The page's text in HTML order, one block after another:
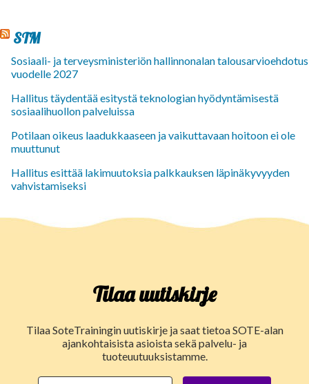
STM
Sosiaali- ja terveysministeriön hallinnonalan talousarvioehdotus
vuodelle 2027
Hallitus täydentää esitystä teknologian hyödyntämisestä
sosiaalihuollon palveluissa
Potilaan oikeus laadukkaaseen ja vaikuttavaan hoitoon ei ole
muuttunut
Hallitus esittää lakimuutoksia palkkauksen läpinäkyvyyden
vahvistamiseksi
Tilaa uutiskirje
Tilaa SoteTrainingin uutiskirje ja saat tietoa SOTE-alan
ajankohtaisista asioista sekä palvelu- ja
tuoteuutuuksistamme.